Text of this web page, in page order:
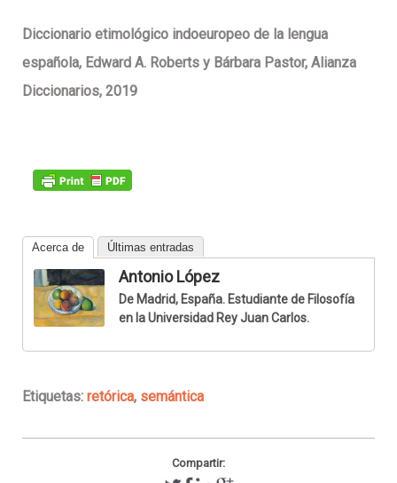
Diccionario etimológico indoeuropeo de la lengua
española, Edward A. Roberts y Bárbara Pastor, Alianza
Diccionarios, 2019
Acerca de Últimas entradas
Antonio López
De Madrid, España. Estudiante de Filosofía
en la Universidad Rey Juan Carlos.
Etiquetas: retórica, semántica
Compartir: